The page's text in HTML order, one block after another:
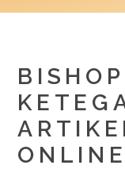
ONLINE